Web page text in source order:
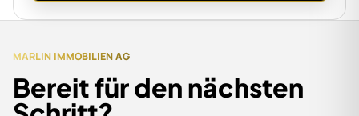
MARLIN IMMOBILIEN AG
Bereit für den nächsten